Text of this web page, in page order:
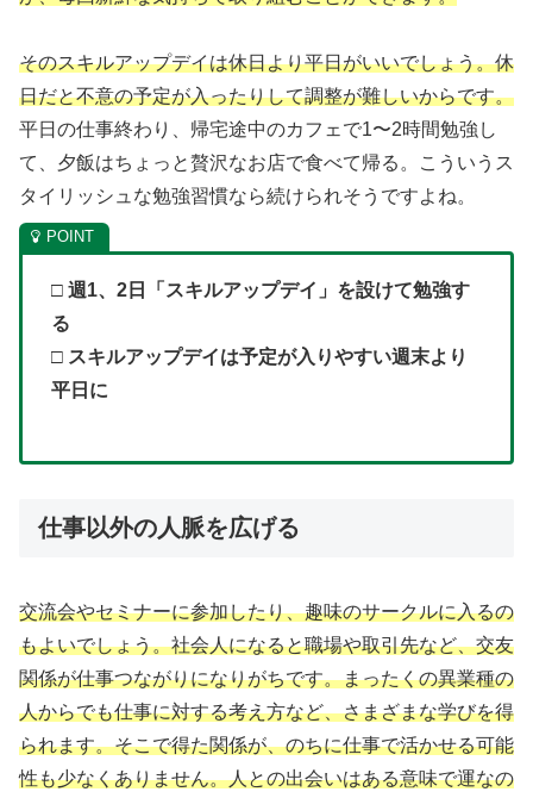
そのスキルアップデイは休日より平日がいいでしょう。休
日だと不意の予定が入ったりして調整が難しいからです。
平日の仕事終わり、帰宅途中のカフェで1〜2時間勉強し
て、夕飯はちょっと贅沢なお店で食べて帰る。こういうス
タイリッシュな勉強習慣なら続けられそうですよね。
□ 週1、2日「スキルアップデイ」を設けて勉強す
る
□ スキルアップデイは予定が入りやすい週末より
平日に
仕事以外の人脈を広げる
交流会やセミナーに参加したり、趣味のサークルに入るの
もよいでしょう。社会人になると職場や取引先など、交友
関係が仕事つながりになりがちです。まったくの異業種の
人からでも仕事に対する考え方など、さまざまな学びを得
られます。そこで得た関係が、のちに仕事で活かせる可能
性も少なくありません。人との出会いはある意味で運なの